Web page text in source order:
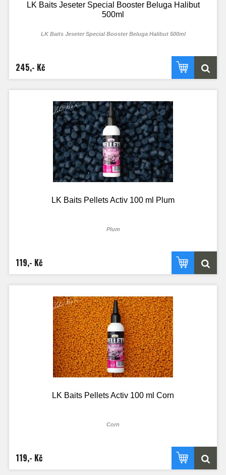
LK Baits Jeseter Special Booster Beluga Halibut
500ml
LK Baits Jeseter Special Booster Beluga Halibut 500ml
245,- Kč
LK Baits Pellets Activ 100 ml Plum
Plum
119,- Kč
LK Baits Pellets Activ 100 ml Corn
Corn
119,- Kč